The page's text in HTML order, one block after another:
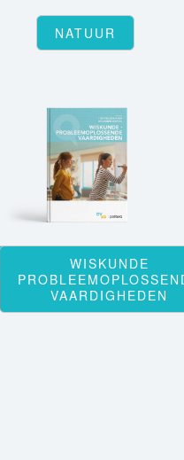
NATUUR
WISKUNDE
VAARDIGHEDEN